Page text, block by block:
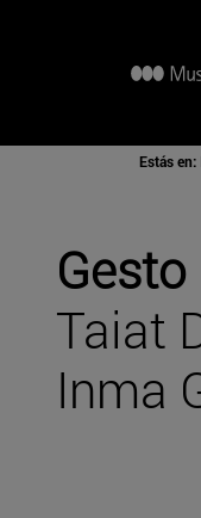
Estás en:
Gesto
Taiat
Inma